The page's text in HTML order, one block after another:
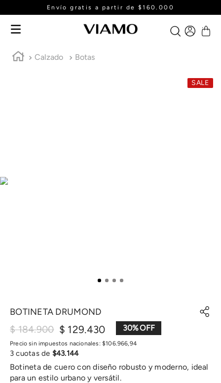
Envío gratis a partir de $160.000
Calzado Botas
SALE
BOTINETA DRUMOND
$ 129.430
$ 184.900 30%
Precio sin impuestos nacionales: $106.966,94
3 cuotas de $43.144
Botineta de cuero con diseño robusto y moderno, ideal
para un estilo urbano y versátil.